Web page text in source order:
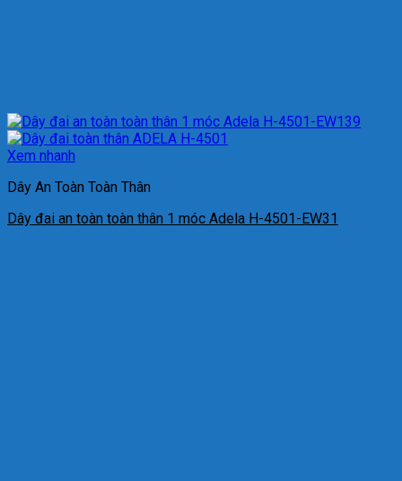
Xem nhanh
Dây An Toàn Toàn Thân
Dây đai an toàn toàn thân 1 móc Adela H-4501-EW31